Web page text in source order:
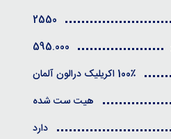
2550
595.000
100٪ اکریلیک درالون آلمان
هیت ست شده
دارد